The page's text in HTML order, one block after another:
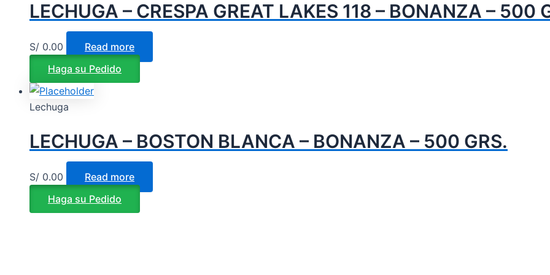
LECHUGA – CRESPA GREAT LAKES 118 – BONANZA – 500
S/ 0.00
Read more
Haga su Pedido
Lechuga
LECHUGA – BOSTON BLANCA – BONANZA – 500 GRS.
S/ 0.00
Read more
Haga su Pedido